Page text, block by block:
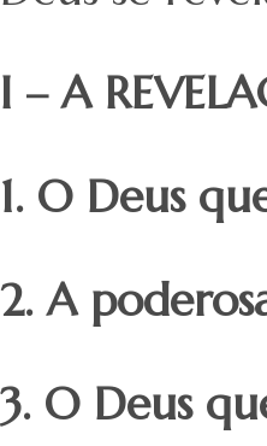
I – A
1. O Deus
2. A
3. O Deus